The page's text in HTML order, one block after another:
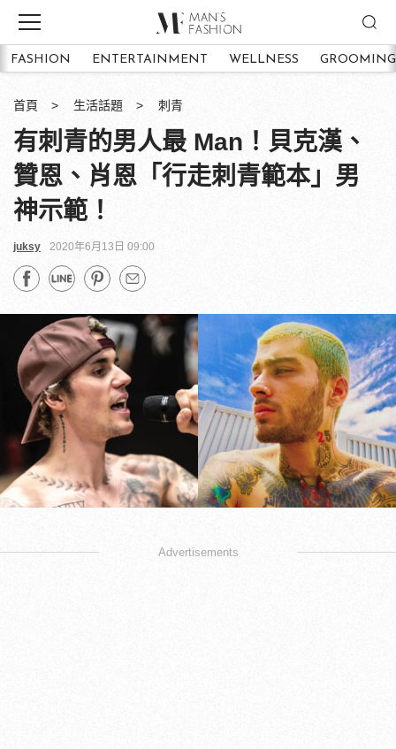
FASHION ENTERTAINMENT WELLNESS GROOMING
首頁 生活話題 刺青
有刺青的男人最 Man！貝克漢、
贊恩、肖恩「行走刺青範本」男
神示範！
juksy 2020年6月13日 09:00
Advertisements